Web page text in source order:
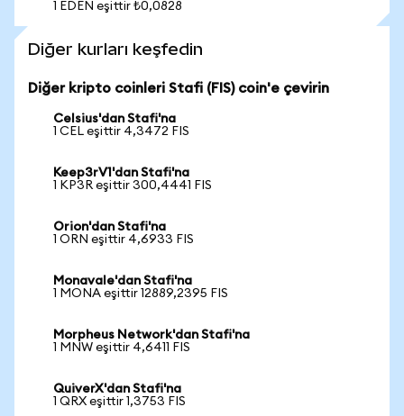
1 EDEN eşittir ₺0,0828
Diğer kurları keşfedin
Diğer kripto coinleri Stafi (FIS) coin'e çevirin
Celsius'dan Stafi'na
1 CEL eşittir 4,3472 FIS
Keep3rV1'dan Stafi'na
1 KP3R eşittir 300,4441 FIS
Orion'dan Stafi'na
1 ORN eşittir 4,6933 FIS
Monavale'dan Stafi'na
1 MONA eşittir 12889,2395 FIS
Morpheus Network'dan Stafi'na
1 MNW eşittir 4,6411 FIS
QuiverX'dan Stafi'na
1 QRX eşittir 1,3753 FIS